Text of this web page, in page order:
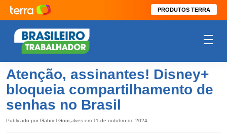
PRODUTOS TERRA
Atenção, assinantes! Disney+
bloqueia compartilhamento de
senhas no Brasil
Publicado por Gabriel Gonçalves em 11 de outubro de 2024